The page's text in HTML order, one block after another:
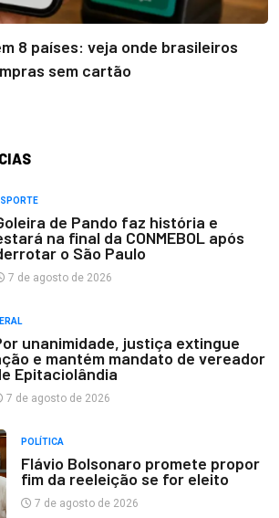
8 países: veja onde brasileiros
sem cartão
de Pando faz história e
na final da CONMEBOL após
o São Paulo
7 de agosto de 2026
unanimidade, justiça extingue
e mantém mandato de vereador
Epitaciolândia
7 de agosto de 2026
POLÍTICA
Flávio Bolsonaro promete propor
fim da reeleição se for eleito
7 de agosto de 2026